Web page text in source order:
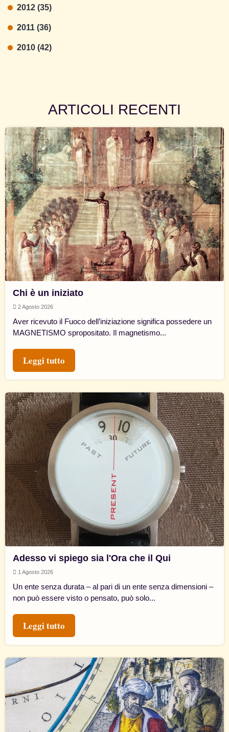
2012 (35)
2011 (36)
2010 (42)
ARTICOLI RECENTI
Chi è un iniziato
2 Agosto 2026
Aver ricevuto il Fuoco dell’iniziazione significa possedere un
MAGNETISMO spropositato. Il magnetismo...
Leggi tutto
Adesso vi spiego sia l'Ora che il Qui
1 Agosto 2026
Un ente senza durata – al pari di un ente senza dimensioni –
non può essere visto o pensato, può solo...
Leggi tutto